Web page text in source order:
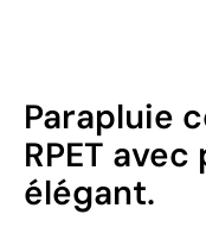
Parapluie
RPET
élégant.